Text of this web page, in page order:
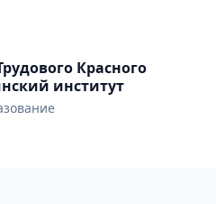
Красного
институт